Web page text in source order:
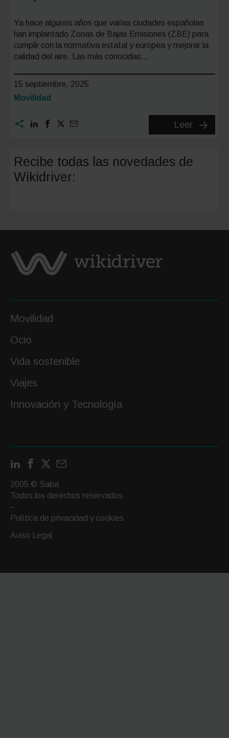
Ya hace algunos años que varias ciudades españolas
han implantado Zonas de Bajas Emisiones (ZBE) para
cumplir con la normativa estatal y europea y mejorar la
calidad del aire. Las más conocidas…
15 septiembre, 2025
Categoría:
Movilidad
Leer
Recibe todas las novedades de
Wikidriver:
Movilidad
Ocio
Vida sostenible
Viajes
Innovación y Tecnología
LinkedIn
FacebookContactar
email
2005 © Saba
Todos los derechos reservados
–
Política de privacidad y cookies
Aviso Legal